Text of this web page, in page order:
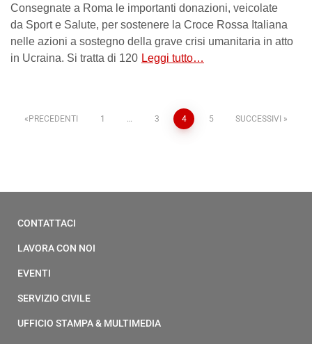
Consegnate a Roma le importanti donazioni, veicolate
da Sport e Salute, per sostenere la Croce Rossa Italiana
nelle azioni a sostegno della grave crisi umanitaria in atto
in Ucraina. Si tratta di 120 Leggi tutto…
PRECEDENTI 1 3 4 5 SUCCESSIVI
CONTATTACI
LAVORA CON NOI
EVENTI
SERVIZIO CIVILE
UFFICIO STAMPA & MULTIMEDIA